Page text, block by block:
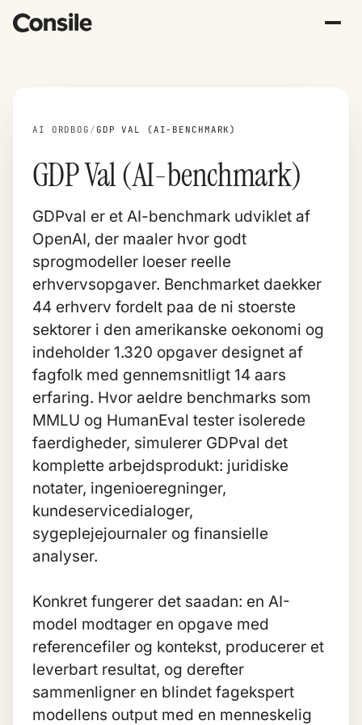
AI ORDBOG / GDP VAL (AI-BENCHMARK)
GDP Val (AI-benchmark)
GDPval er et AI-benchmark udviklet af
OpenAI, der maaler hvor godt
sprogmodeller loeser reelle
erhvervsopgaver. Benchmarket daekker
44 erhverv fordelt paa de ni stoerste
sektorer i den amerikanske oekonomi og
indeholder 1.320 opgaver designet af
fagfolk med gennemsnitligt 14 aars
erfaring. Hvor aeldre benchmarks som
MMLU og HumanEval tester isolerede
faerdigheder, simulerer GDPval det
komplette arbejdsprodukt: juridiske
notater, ingenioeregninger,
kundeservicedialoger,
sygeplejejournaler og finansielle
analyser.
Konkret fungerer det saadan: en AI-
model modtager en opgave med
referencefiler og kontekst, producerer et
leverbart resultat, og derefter
sammenligner en blindet fagekspert
modellens output med en menneskelig